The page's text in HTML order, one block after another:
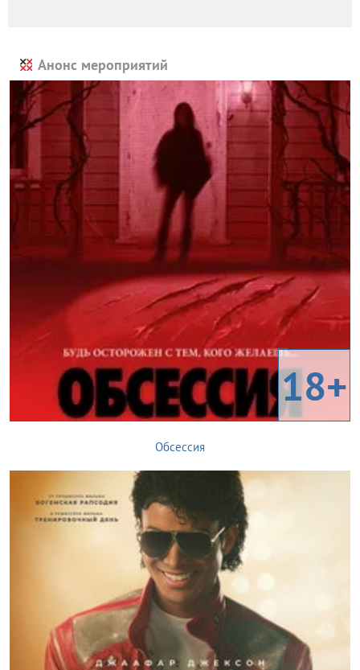
Анонс мероприятий
18+
Обсессия